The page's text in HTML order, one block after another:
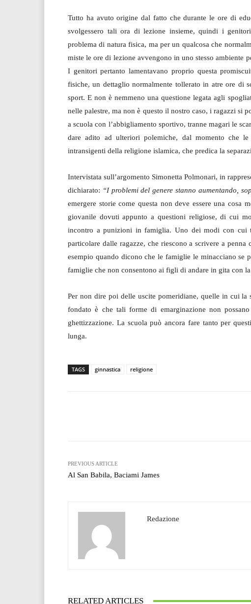
Tutto ha avuto origine dal fatto che durante le ore di
svolgessero tali ora di lezione insieme, quindi i
problema di natura fisica, ma per un qualcosa che
miste le ore di lezione avvengono in uno stesso ambiente
I genitori pertanto lamentavano proprio questa
fisiche, un dettaglio normalmente tollerato in atre ore di
sport. E non è nemmeno una questione legata agli
nelle palestre, ma non è questo il nostro caso, i ragazzi si
a scuola con l’abbigliamento sportivo, tranne magari le
dare adito ad ulteriori polemiche, dal momento che le
intransigenti della religione islamica, che predica la
Intervistata sull’argomento Simonetta Polmonari, in
dichiarato: “I problemi del genere stanno aumentando,
emergere storie come questa non deve essere una cosa
giovanile dovuti appunto a questioni religiose, di cui
incontro a punizioni in famiglia. Uno dei modi con cui
particolare dalle ragazze, che riescono a scrivere a
esempio quando dicono che le famiglie le minacciano se
famiglie che non consentono ai figli di andare in gita con
Per non dire poi delle uscite pomeridiane, quelle in cui
fondato è che tali forme di emarginazione non
ghettizzazione. La scuola può ancora fare tanto per
lunga.
TAGS ginnastica religione
PREVIOUS ARTICLE
Al San Babila, Baciami James
Redazione
RELATED ARTICLES